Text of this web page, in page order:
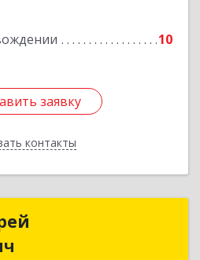
10
заявку
контакты
Подробнее
заявку
Назад
Юрданов Андрей